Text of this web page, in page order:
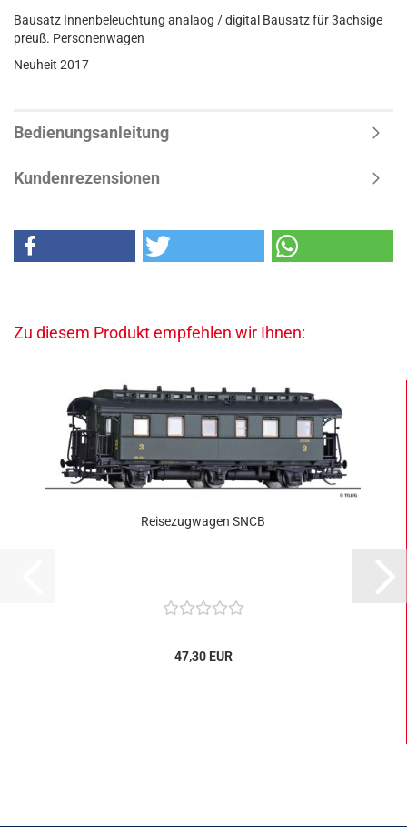
Bausatz Innenbeleuchtung analaog / digital Bausatz für 3achsige
preuß. Personenwagen
Neuheit 2017
Bedienungsanleitung
Kundenrezensionen
Zu diesem Produkt empfehlen wir Ihnen:
Reisezugwagen SNCB
47,30 EUR